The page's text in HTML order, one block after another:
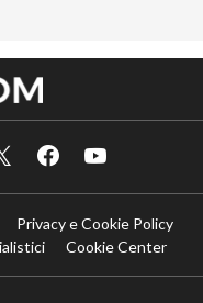
Privacy e Cookie Policy
Cookie Center